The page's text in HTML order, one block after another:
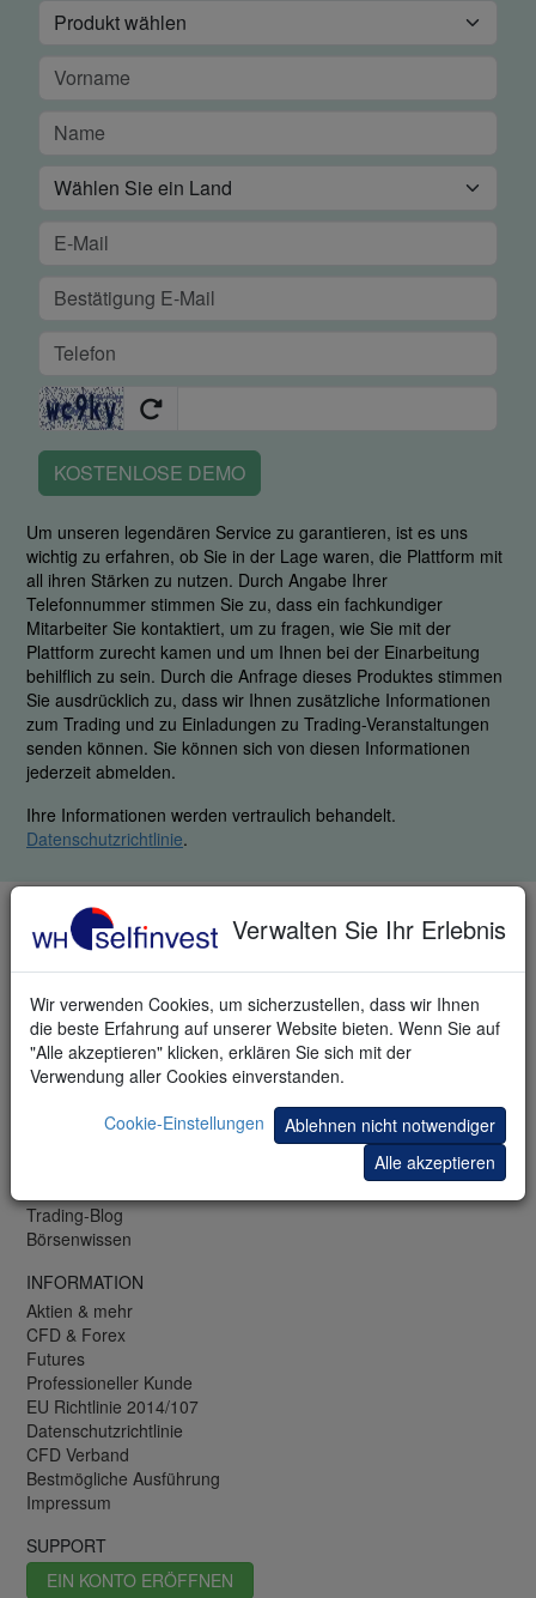
Verwalten Sie Ihr Erlebnis
Wir verwenden Cookies, um sicherzustellen, dass wir Ihnen
die beste Erfahrung auf unserer Website bieten. Wenn Sie auf
"Alle akzeptieren" klicken, erklären Sie sich mit der
Verwendung aller Cookies einverstanden.
Cookie-Einstellungen
Ablehnen nicht notwendiger
Alle akzeptieren
KOSTENLOSE DEMO
Um unseren legendären Service zu garantieren, ist es uns
wichtig zu erfahren, ob Sie in der Lage waren, die Plattform mit
all ihren Stärken zu nutzen. Durch Angabe Ihrer
Telefonnummer stimmen Sie zu, dass ein fachkundiger
Mitarbeiter Sie kontaktiert, um zu fragen, wie Sie mit der
Plattform zurecht kamen und um Ihnen bei der Einarbeitung
behilflich zu sein. Durch die Anfrage dieses Produktes stimmen
Sie ausdrücklich zu, dass wir Ihnen zusätzliche Informationen
zum Trading und zu Einladungen zu Trading-Veranstaltungen
senden können. Sie können sich von diesen Informationen
jederzeit abmelden.
Ihre Informationen werden vertraulich behandelt.
Datenschutzrichtlinie.
TELEFON & FAX
DE: +49 (0)69 271 39 78-0
LU: +352 42 80 42 83
CH: +41 44 350 42 42
Fax: +49 (0)69 271 39 78-99
KOSTENLOS
Trading-Bibliothek
Trading-Blog
Börsenwissen
INFORMATION
Aktien & mehr
CFD & Forex
Futures
Professioneller Kunde
EU Richtlinie 2014/107
Datenschutzrichtlinie
CFD Verband
Bestmögliche Ausführung
Impressum
SUPPORT
EIN KONTO ERÖFFNEN